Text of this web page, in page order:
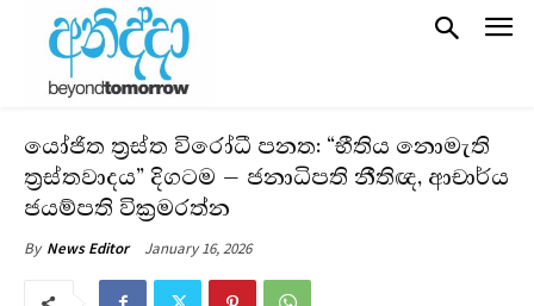
යෝජිත ත්‍රස්ත විරෝධී පනත: “භීතිය නොමැති
ත්‍රස්තවාදය” දිගටම – ජනාධිපති නීතිඥ, ආචාර්ය
ජයම්පති වික්‍රමරත්න
By News Editor January 16, 2026